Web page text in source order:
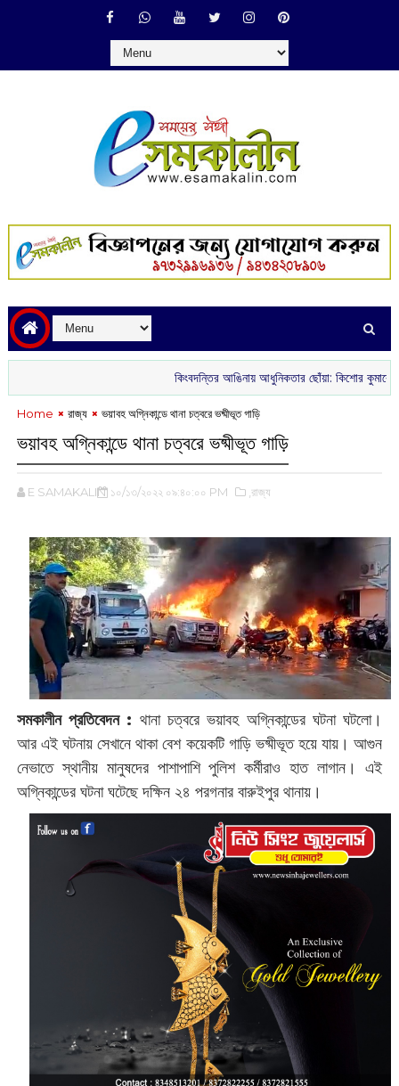
কিংবদন্তির আঙিনায় আধুনিকতার ছোঁয়া: কিশোর কুমারের ‘গৌরী
Home রাজ্য ভয়াবহ অগ্নিকান্ডে থানা চত্বরে ‌ভষ্মীভূত গাড়ি
ভয়াবহ অগ্নিকান্ডে থানা চত্বরে ‌ভষ্মীভূত গাড়ি
E SAMAKALIN ১০/১৩/২০২২ ০৯:৪০:০০ PM ,রাজ্য
সমকালীন প্রতিবেদন : থানা চত্বরে ভয়াবহ অগ্নিকান্ডের ঘটনা ঘটলো।
আর এই ঘটনায় সেখানে থাকা বেশ কয়েকটি গাড়ি ‌ভষ্মীভূত হয়ে যায়। আগুন
নেভাতে স্থানীয় মানুষদের পাশাপাশি পুলিশ কর্মীরাও হাত লাগান। এই
অগ্নিকান্ডের ঘটনা ঘটেছে দক্ষিন ২৪ পরগনার বারুইপুর থানায়।